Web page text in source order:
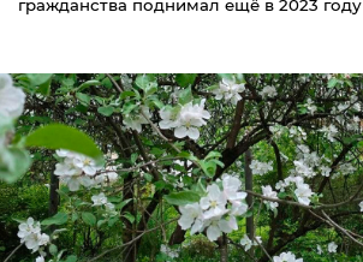
гражданства поднимал ещё в 2023 году